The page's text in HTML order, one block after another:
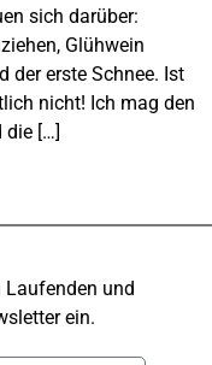
sich darüber:
Glühwein
der erste Schnee. Ist
nicht! Ich mag den
die […]
Laufenden und
ein.